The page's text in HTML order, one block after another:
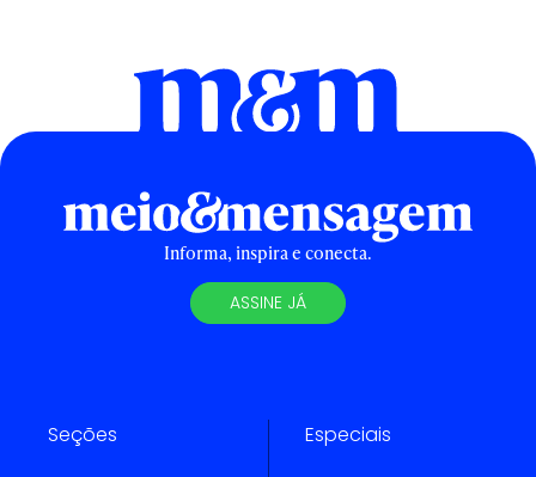
Informa, inspira e conecta.
ASSINE JÁ
Seções Especiais